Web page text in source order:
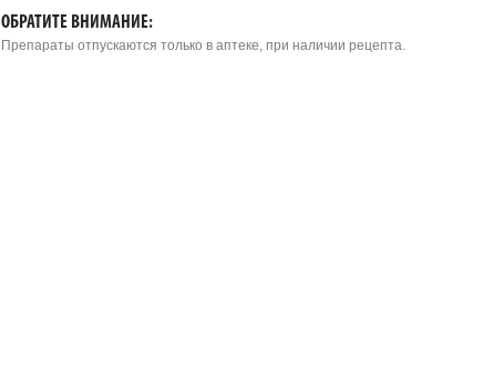
ОБРАТИТЕ ВНИМАНИЕ:
Препараты отпускаются только в аптеке, при наличии рецепта.